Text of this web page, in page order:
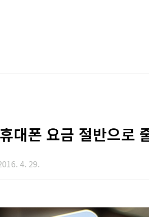
대폰 요금 절반으로
4. 29.